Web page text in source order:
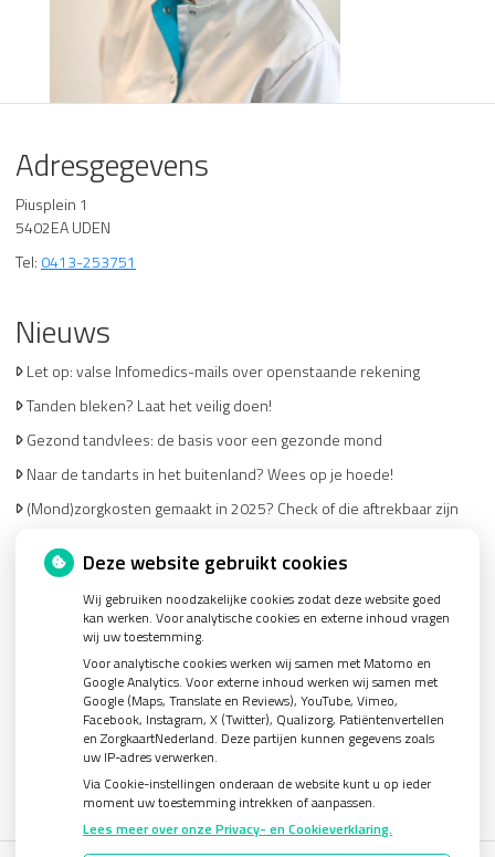
Adresgegevens
Piusplein 1
5402EA UDEN
Tel: 0413-253751
Nieuws
Let op: valse Infomedics-mails over openstaande rekening
Tanden bleken? Laat het veilig doen!
Gezond tandvlees: de basis voor een gezonde mond
Naar de tandarts in het buitenland? Wees op je hoede!
(Mond)zorgkosten gemaakt in 2025? Check of die aftrekbaar zijn
U heeft geen toestemming gegeven voorexterne
inhouddie nodig is om dit te zien.
Cookie-instellingen wijzigen
Deze website gebruikt cookies
Wij gebruiken noodzakelijke cookies zodat deze website goed
kan werken. Voor analytische cookies en externe inhoud vragen
wij uw toestemming.
Voor analytische cookies werken wij samen met Matomo en
Google Analytics. Voor externe inhoud werken wij samen met
Google (Maps, Translate en Reviews), YouTube, Vimeo,
Facebook, Instagram, X (Twitter), Qualizorg, Patiëntenvertellen
en ZorgkaartNederland. Deze partijen kunnen gegevens zoals
uw IP-adres verwerken.
Via Cookie-instellingen onderaan de website kunt u op ieder
moment uw toestemming intrekken of aanpassen.
Lees meer over onze Privacy- en Cookieverklaring.